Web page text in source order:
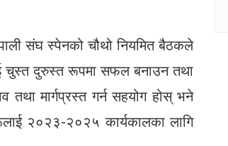
संघ स्पेनको चौथो नियमित बैठकले
चुस्त दुरुस्त रूपमा सफल बनाउन तथा
मार्गप्रस्त गर्न सहयोग होस् भने
२०२३-२०२५ कार्यकालका लागि